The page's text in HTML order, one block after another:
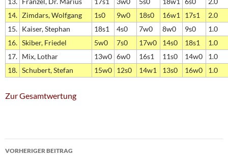
14. Zimdars, Wolfgang 1s0 9w0 18s0 16w1 17s1
2.0
15. Kaiser, Stephan 18s1 4s0 7w0 8w0 9s0
1.0
16. Skiber, Friedel 5w0 7s0 17w0 14s0 18s1
1.0
17. Mix, Lothar 13w0 6w0 16s1 11s0 14w0
1.0
18. Schubert, Stefan 15w0 12s0 14w1 13s0 16w0 1.0
Zur Gesamtwertung
Beitragsnavigation
VORHERIGER BEITRAG